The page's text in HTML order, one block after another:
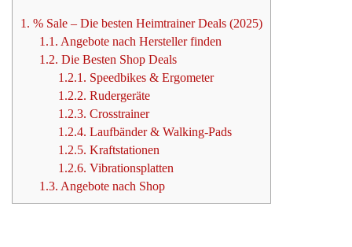
1. % Sale – Die besten Heimtrainer Deals (2025)
1.1. Angebote nach Hersteller finden
1.2. Die Besten Shop Deals
1.2.1. Speedbikes & Ergometer
1.2.2. Rudergeräte
1.2.3. Crosstrainer
1.2.4. Laufbänder & Walking-Pads
1.2.5. Kraftstationen
1.2.6. Vibrationsplatten
1.3. Angebote nach Shop